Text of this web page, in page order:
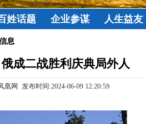
姓话题 企业参谋 人生益友
息
成二战胜利庆典局外人
网 发布时间:2024-06-09 12:20:59